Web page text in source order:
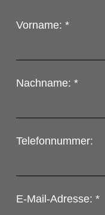
Vorname: *
Nachname: *
Telefonnummer:
E-Mail-Adresse: *